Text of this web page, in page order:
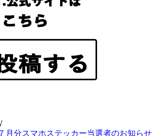
月分スマホステッカー当選者のお知らせ